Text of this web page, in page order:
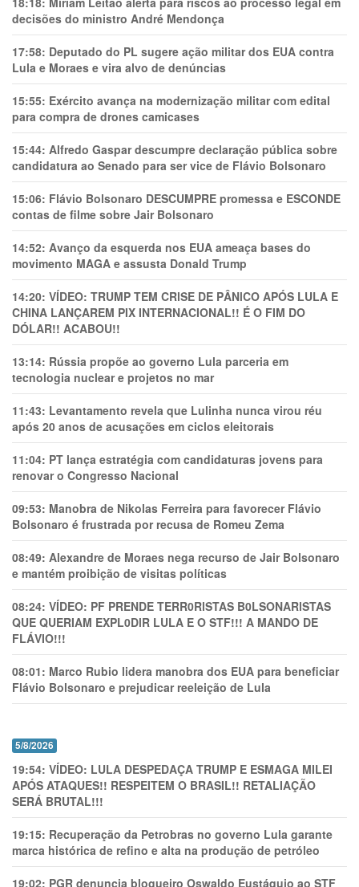
decisões do ministro André Mendonça
17:58: Deputado do PL sugere ação militar dos EUA contra
Lula e Moraes e vira alvo de denúncias
15:55: Exército avança na modernização militar com edital
para compra de drones camicases
15:44: Alfredo Gaspar descumpre declaração pública sobre
candidatura ao Senado para ser vice de Flávio Bolsonaro
15:06: Flávio Bolsonaro DESCUMPRE promessa e ESCONDE
contas de filme sobre Jair Bolsonaro
14:52: Avanço da esquerda nos EUA ameaça bases do
movimento MAGA e assusta Donald Trump
14:20: VÍDEO: TRUMP TEM CRlSE DE PÂNlCO APÓS LULA E
CHINA LANÇAREM PIX INTERNACIONAL!! É O FIM DO
DÓLAR!! ACABOU!!
13:14: Rússia propõe ao governo Lula parceria em
tecnologia nuclear e projetos no mar
11:43: Levantamento revela que Lulinha nunca virou réu
após 20 anos de acusações em ciclos eleitorais
11:04: PT lança estratégia com candidaturas jovens para
renovar o Congresso Nacional
09:53: Manobra de Nikolas Ferreira para favorecer Flávio
Bolsonaro é frustrada por recusa de Romeu Zema
08:49: Alexandre de Moraes nega recurso de Jair Bolsonaro
e mantém proibição de visitas políticas
08:24: VÍDEO: PF PRENDE TERR0RlSTAS B0LSONARlSTAS
QUE QUERIAM EXPL0DlR LULA E O STF!!! A MANDO DE
FLÁVIO!!!
08:01: Marco Rubio lidera manobra dos EUA para beneficiar
Flávio Bolsonaro e prejudicar reeleição de Lula
5/8/2026
19:54: VÍDEO: LULA DESPEDAÇA TRUMP E ESMAGA MILEI
APÓS ATAQUES!! RESPEITEM O BRASIL!! RETALIAÇÃO
SERÁ BRUTAL!!!
19:15: Recuperação da Petrobras no governo Lula garante
marca histórica de refino e alta na produção de petróleo
19:02: PGR denuncia blogueiro Oswaldo Eustáquio ao STF